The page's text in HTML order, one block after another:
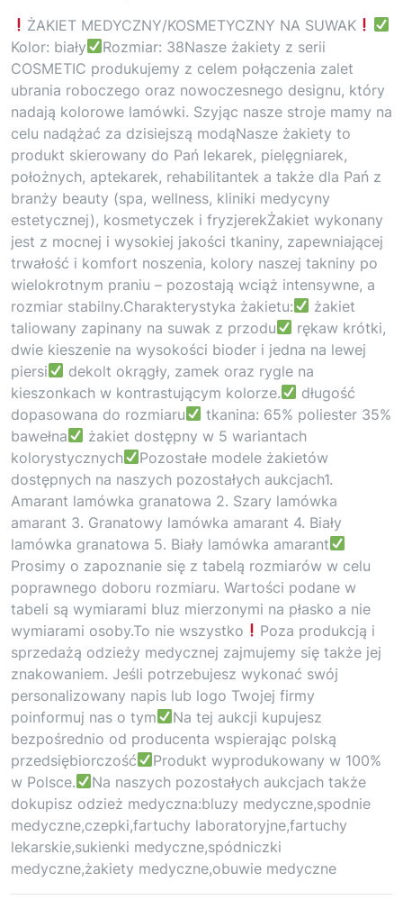
ŻAKIET MEDYCZNY/KOSMETYCZNY NA SUWAK
Kolor: biały
Rozmiar: 38Nasze żakiety z serii
COSMETIC produkujemy z celem połączenia zalet
ubrania roboczego oraz nowoczesnego designu, który
nadają kolorowe lamówki. Szyjąc nasze stroje mamy na
celu nadążać za dzisiejszą modąNasze żakiety to
produkt skierowany do Pań lekarek, pielęgniarek,
położnych, aptekarek, rehabilitantek a także dla Pań z
branży beauty (spa, wellness, kliniki medycyny
estetycznej), kosmetyczek i fryzjerekŻakiet wykonany
jest z mocnej i wysokiej jakości tkaniny, zapewniającej
trwałość i komfort noszenia, kolory naszej takniny po
wielokrotnym praniu – pozostają wciąż intensywne, a
rozmiar stabilny.Charakterystyka żakietu:
żakiet
taliowany zapinany na suwak z przodu
rękaw krótki,
dwie kieszenie na wysokości bioder i jedna na lewej
piersi
dekolt okrągły, zamek oraz rygle na
kieszonkach w kontrastującym kolorze.
długość
dopasowana do rozmiaru
tkanina: 65% poliester 35%
bawełna
żakiet dostępny w 5 wariantach
kolorystycznych
Pozostałe modele żakietów
dostępnych na naszych pozostałych aukcjach1.
Amarant lamówka granatowa 2. Szary lamówka
amarant 3. Granatowy lamówka amarant 4. Biały
lamówka granatowa 5. Biały lamówka amarant
Prosimy o zapoznanie się z tabelą rozmiarów w celu
poprawnego doboru rozmiaru. Wartości podane w
tabeli są wymiarami bluz mierzonymi na płasko a nie
wymiarami osoby.To nie wszystko
Poza produkcją i
sprzedażą odzieży medycznej zajmujemy się także jej
znakowaniem. Jeśli potrzebujesz wykonać swój
personalizowany napis lub logo Twojej firmy
poinformuj nas o tym
Na tej aukcji kupujesz
bezpośrednio od producenta wspierając polską
przedsiębiorczość
Produkt wyprodukowany w 100%
w Polsce.
Na naszych pozostałych aukcjach także
dokupisz odzież medyczna:bluzy medyczne,spodnie
medyczne,czepki,fartuchy laboratoryjne,fartuchy
lekarskie,sukienki medyczne,spódniczki
medyczne,żakiety medyczne,obuwie medyczne